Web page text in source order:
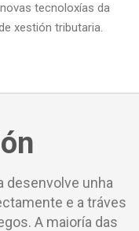
tecnoloxías da
xestión tributaria.
desenvolve unha
e a tráves
A maioría das